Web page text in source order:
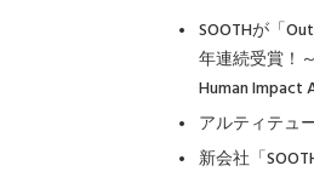
SOOTHが「
年連続受賞！
Human Impact
アルティテュ
新会社「